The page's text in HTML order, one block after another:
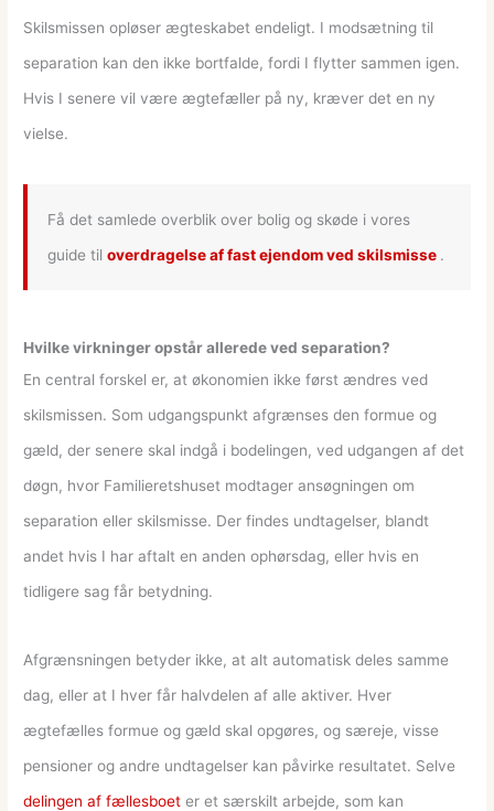
Skilsmissen opløser ægteskabet endeligt. I modsætning til
separation kan den ikke bortfalde, fordi I flytter sammen igen.
Hvis I senere vil være ægtefæller på ny, kræver det en ny
vielse.
Få det samlede overblik over bolig og skøde i vores
guide tiloverdragelse af fast ejendom ved skilsmisse .
Hvilke virkninger opstår allerede ved separation?
En central forskel er, at økonomien ikke først ændres ved
skilsmissen. Som udgangspunkt afgrænses den formue og
gæld, der senere skal indgå i bodelingen, ved udgangen af det
døgn, hvor Familieretshuset modtager ansøgningen om
separation eller skilsmisse. Der findes undtagelser, blandt
andet hvis I har aftalt en anden ophørsdag, eller hvis en
tidligere sag får betydning.
Afgrænsningen betyder ikke, at alt automatisk deles samme
dag, eller at I hver får halvdelen af alle aktiver. Hver
ægtefælles formue og gæld skal opgøres, og særeje, visse
pensioner og andre undtagelser kan påvirke resultatet. Selve
delingen af fællesboet er et særskilt arbejde, som kan